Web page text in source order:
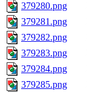
379280.png
379281.png
379282.png
379283.png
379284.png
379285.png